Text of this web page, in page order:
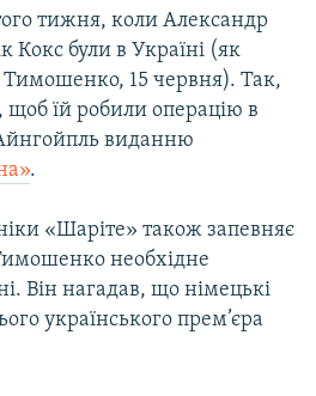
тижня, коли Александр
Кокс були в Україні (як
15 червня). Так,
щоб їй робили операцію в
Айнгойпль виданню
.
«Шаріте» також запевняє
необхідне
Він нагадав, що німецькі
українського прем’єра